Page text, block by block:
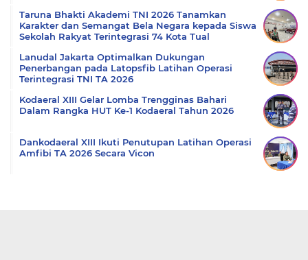
Taruna Bhakti Akademi TNI 2026 Tanamkan
Karakter dan Semangat Bela Negara kepada Siswa
Sekolah Rakyat Terintegrasi 74 Kota Tual
Lanudal Jakarta Optimalkan Dukungan
Penerbangan pada Latopsfib Latihan Operasi
Terintegrasi TNI TA 2026
Kodaeral XIII Gelar Lomba Trengginas Bahari
Dalam Rangka HUT Ke-1 Kodaeral Tahun 2026
Dankodaeral XIII Ikuti Penutupan Latihan Operasi
Amfibi TA 2026 Secara Vicon